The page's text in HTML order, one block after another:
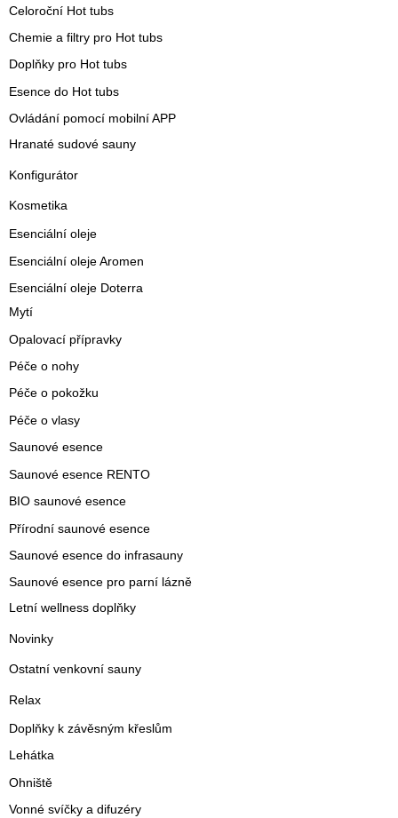
Celoroční Hot tubs
Chemie a filtry pro Hot tubs
Doplňky pro Hot tubs
Esence do Hot tubs
Ovládání pomocí mobilní APP
Hranaté sudové sauny
Konfigurátor
Kosmetika
Esenciální oleje
Esenciální oleje Aromen
Esenciální oleje Doterra
Mytí
Opalovací přípravky
Péče o nohy
Péče o pokožku
Péče o vlasy
Saunové esence
Saunové esence RENTO
BIO saunové esence
Přírodní saunové esence
Saunové esence do infrasauny
Saunové esence pro parní lázně
Letní wellness doplňky
Novinky
Ostatní venkovní sauny
Relax
Doplňky k závěsným křeslům
Lehátka
Ohniště
Vonné svíčky a difuzéry